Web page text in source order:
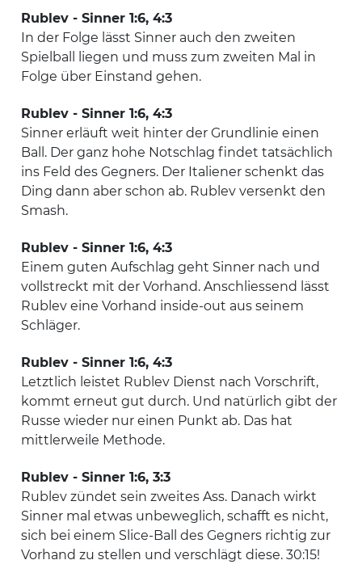
Rublev - Sinner 1:6, 4:3
In der Folge lässt Sinner auch den zweiten
Spielball liegen und muss zum zweiten Mal in
Folge über Einstand gehen.
Rublev - Sinner 1:6, 4:3
Sinner erläuft weit hinter der Grundlinie einen
Ball. Der ganz hohe Notschlag findet tatsächlich
ins Feld des Gegners. Der Italiener schenkt das
Ding dann aber schon ab. Rublev versenkt den
Smash.
Rublev - Sinner 1:6, 4:3
Einem guten Aufschlag geht Sinner nach und
vollstreckt mit der Vorhand. Anschliessend lässt
Rublev eine Vorhand inside-out aus seinem
Schläger.
Rublev - Sinner 1:6, 4:3
Letztlich leistet Rublev Dienst nach Vorschrift,
kommt erneut gut durch. Und natürlich gibt der
Russe wieder nur einen Punkt ab. Das hat
mittlerweile Methode.
Rublev - Sinner 1:6, 3:3
Rublev zündet sein zweites Ass. Danach wirkt
Sinner mal etwas unbeweglich, schafft es nicht,
sich bei einem Slice-Ball des Gegners richtig zur
Vorhand zu stellen und verschlägt diese. 30:15!